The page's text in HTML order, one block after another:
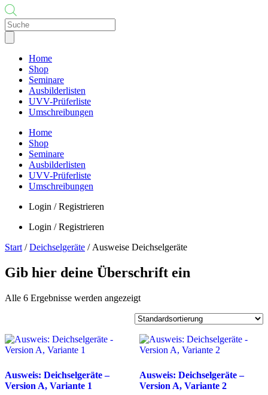
Products
search
Home
Shop
Seminare
Ausbilderlisten
UVV-Prüferliste
Umschreibungen
Home
Shop
Seminare
Ausbilderlisten
UVV-Prüferliste
Umschreibungen
Login / Registrieren
Login / Registrieren
Start /Deichselgeräte / Ausweise Deichselgeräte
Gib hier deine Überschrift ein
Alle 6 Ergebnisse werden angezeigt
Ausweis: Deichselgeräte –
Version A, Variante 1
Ausweis: Deichselgeräte –
Version A, Variante 2